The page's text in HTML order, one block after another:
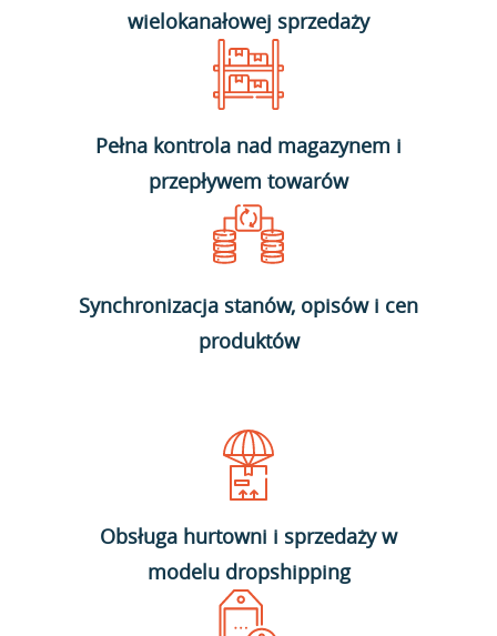
wielokanałowej sprzedaży
Pełna kontrola nad magazynem i
przepływem towarów
Synchronizacja stanów, opisów i cen
produktów
Obsługa hurtowni i sprzedaży w
modelu dropshipping